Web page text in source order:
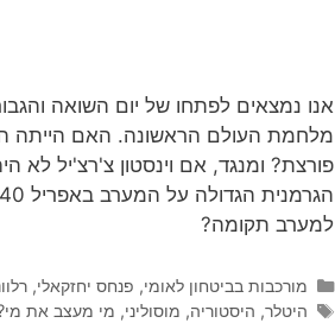
אנו נמצאים לפתחו של יום השואה
מלחמת העולם הראשונה. האם הייתה
פורצת? ומנגד, אם וינסטון צ'רצ'יל לא
למערב תקומה?
קטגוריות
מורכבות בביטחון לאומי, פנחס יחזקאלי,
תגיות
היטלר, היסטוריה, מוסוליני, מי מעצב את